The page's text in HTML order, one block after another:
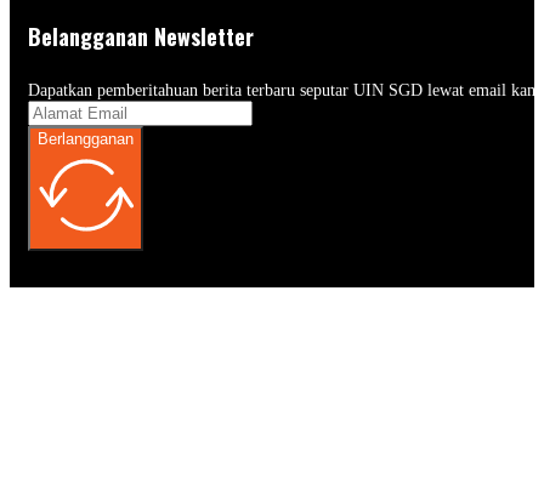
Belangganan Newsletter
Dapatkan pemberitahuan berita terbaru seputar UIN SGD lewat email
Berlangganan